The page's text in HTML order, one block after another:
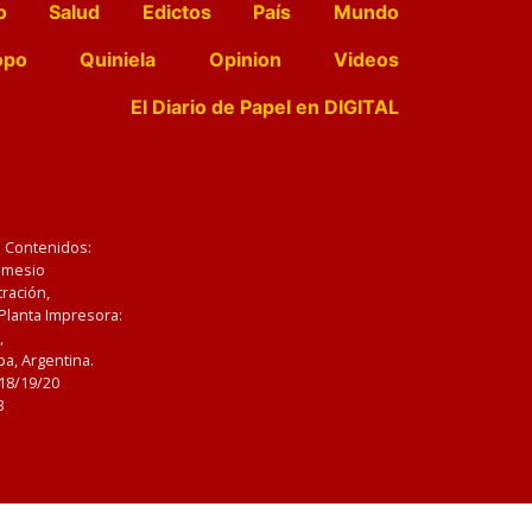
Salud Edictos País
Mundo
Quiniela Opinion
Videos
El Diario de Papel en DIGITAL
Impresora:
Argentina.
19/20